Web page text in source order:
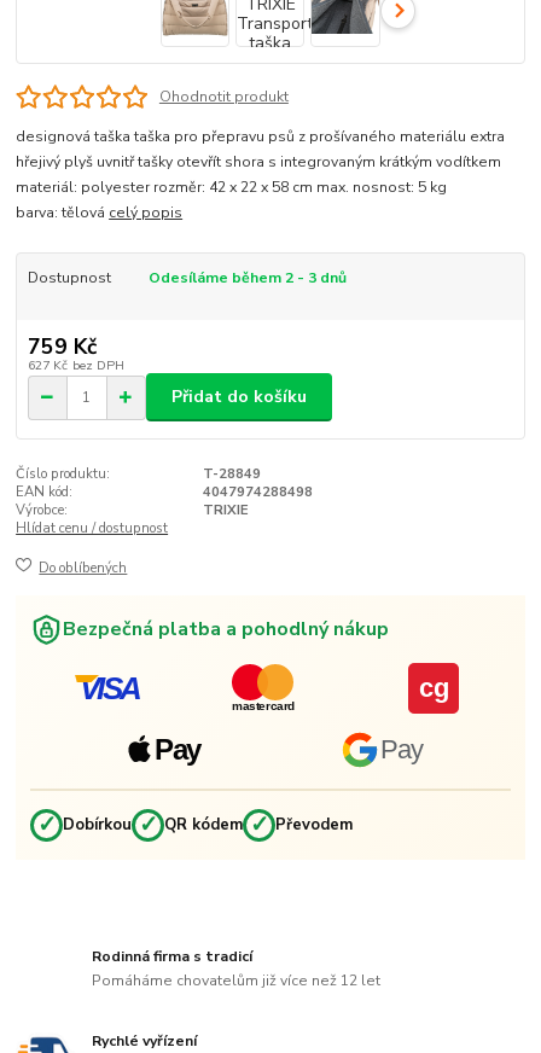
Ohodnotit produkt
designová taška taška pro přepravu psů z prošívaného materiálu extra
hřejivý plyš uvnitř tašky otevřít shora s integrovaným krátkým vodítkem
materiál: polyester rozměr: 42 x 22 x 58 cm max. nosnost: 5 kg
barva: tělová celý popis
Dostupnost Odesíláme během 2 - 3 dnů
759 Kč
627 Kč bez DPH
Přidat do košíku
Číslo produktu:
T-28849
EAN kód:
4047974288498
Výrobce:
TRIXIE
Hlídat cenu / dostupnost
Do oblíbených
Bezpečná platba a pohodlný nákup
VISA mastercard
Pay Pay
cg
✓ Dobírkou ✓ QR kódem ✓ Převodem
Rodinná firma s tradicí
Pomáháme chovatelům již více než 12 let
Rychlé vyřízení